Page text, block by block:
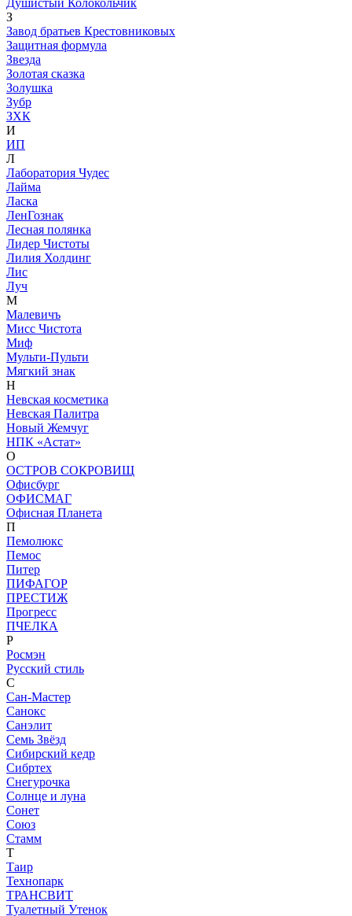
Душистый Колокольчик
З
Завод братьев Крестовниковых
Защитная формула
Звезда
Золотая сказка
Золушка
Зубр
ЗХК
И
ИП
Л
Лаборатория Чудес
Лайма
Ласка
ЛенГознак
Лесная полянка
Лидер Чистоты
Лилия Холдинг
Лис
Луч
М
Малевичъ
Мисс Чистота
Миф
Мульти-Пульти
Мягкий знак
Н
Невская косметика
Невская Палитра
Новый Жемчуг
НПК «Астат»
О
ОСТРОВ СОКРОВИЩ
Офисбург
ОФИСМАГ
Офисная Планета
П
Пемолюкс
Пемос
Питер
ПИФАГОР
ПРЕСТИЖ
Прогресс
ПЧЕЛКА
Р
Росмэн
Русский стиль
С
Сан-Мастер
Санокс
Санэлит
Семь Звёзд
Сибирский кедр
Сибртех
Снегурочка
Солнце и луна
Сонет
Союз
Стамм
Т
Таир
Технопарк
ТРАНСВИТ
Туалетный Утенок